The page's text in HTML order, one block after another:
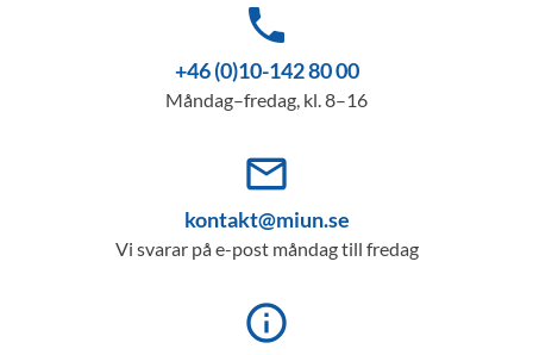
phone
+46 (0)10-142 80 00
Måndag–fredag, kl. 8–16
mail_outline
kontakt@miun.se
Vi svarar på e-post måndag till fredag
info_outline